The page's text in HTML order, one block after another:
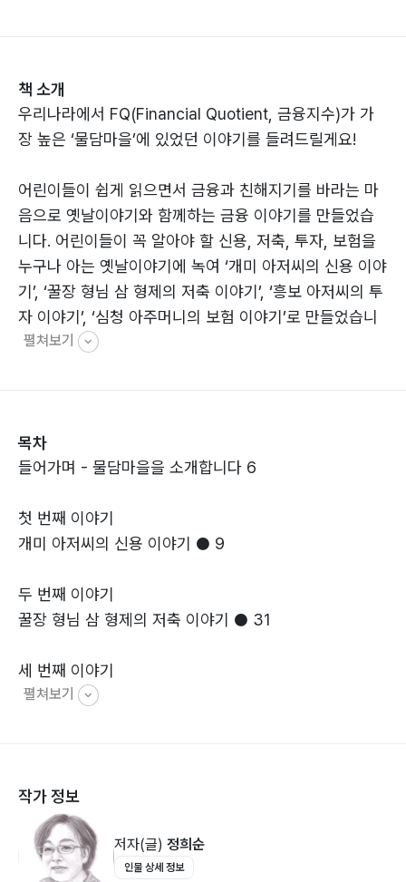
책 소개
우리나라에서 FQ(Financial Quotient, 금융지수)가 가
장 높은 ‘물담마을’에 있었던 이야기를 들려드릴게요!
어린이들이 쉽게 읽으면서 금융과 친해지기를 바라는 마
음으로 옛날이야기와 함께하는 금융 이야기를 만들었습
니다. 어린이들이 꼭 알아야 할 신용, 저축, 투자, 보험을
누구나 아는 옛날이야기에 녹여 ‘개미 아저씨의 신용 이야
기’, ‘꿀장 형님 삼 형제의 저축 이야기’, ‘흥보 아저씨의 투
자 이야기’, ‘심청 아주머니의 보험 이야기’로 만들었습니
다. 이야기를 통하여 어린이들이 돈 관리와 금융에 대한
있도록 하였습니다. 소박한 책이지만 많은 어린이들이 금
융과 친해지는 데 도움이 되기 바랍니다.
펼쳐보기
목차
들어가며 - 물담마을을 소개합니다 6
첫 번째 이야기
개미 아저씨의 신용 이야기 ● 9
두 번째 이야기
꿀장 형님 삼 형제의 저축 이야기 ● 31
세 번째 이야기
흥보 아저씨의 투자 이야기 ● 59
마치며 - 정 깊은 물담마을 사람들은 FQ가 높아요! 124
저자의 말 126
펼쳐보기
작가 정보
저자(글) 정희순
인물 상세 정보